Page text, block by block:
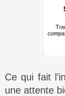
Ce qui fait
une attente